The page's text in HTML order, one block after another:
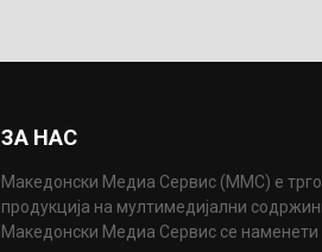
ЗА НАС
Македонски Медиа Сервис (ММС) е
продукција на мултимедијални
Македонски Медиа Сервис се наменети